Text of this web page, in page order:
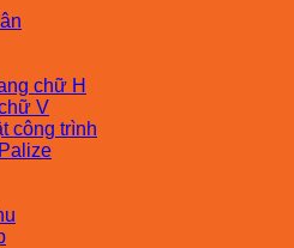
chữ H
V
công trình